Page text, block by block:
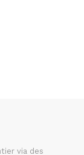
via des